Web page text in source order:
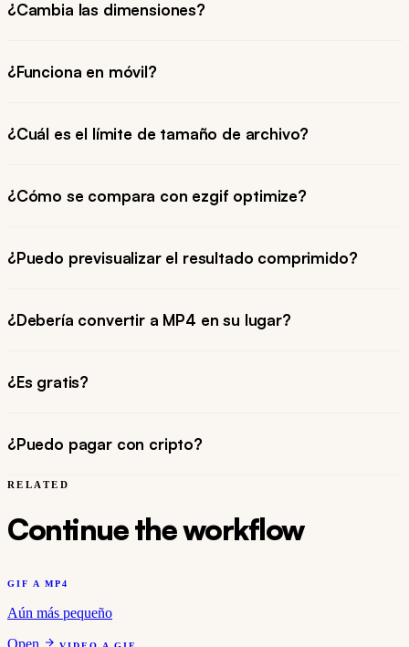
¿Cambia las dimensiones?
¿Funciona en móvil?
¿Cuál es el límite de tamaño de archivo?
¿Cómo se compara con ezgif optimize?
¿Puedo previsualizar el resultado comprimido?
¿Debería convertir a MP4 en su lugar?
¿Es gratis?
¿Puedo pagar con cripto?
RELATED
Continue the workflow
GIF A MP4
Aún más pequeño
Open